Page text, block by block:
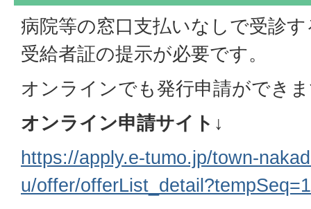
病院等の窓口支払いなしで受診
受給者証の提示が必要です。
オンラインでも発行申請ができ
オンライン申請サイト↓
https://apply.e-tumo.jp/town-
u/offer/